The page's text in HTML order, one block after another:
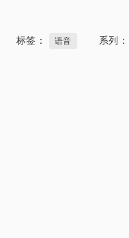
标签： 语音 系列：